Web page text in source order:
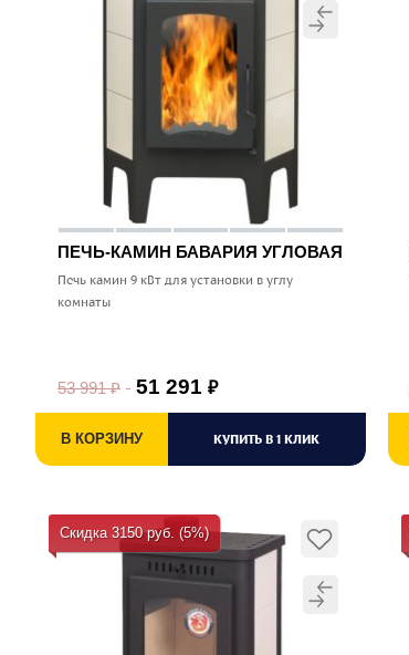
ПЕЧЬ-КАМИН БАВАРИЯ УГЛОВАЯ
Печь камин 9 кВт для установки в углу
комнаты
53 991₽ 51 291 ₽
В КОРЗИНУ КУПИТЬ В 1 КЛИК
Скидка 3150 руб. (5%)